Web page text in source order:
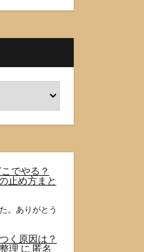
でやる？
止め方まと
。ありがとう
く原因は？
理 に 匿名